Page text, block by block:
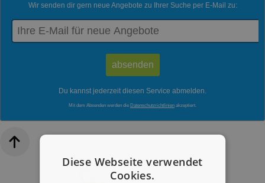
Wir senden dir gern neue Angebote zu Ihrer Suche per E-Mail zu:
Du kannst jederzeit diesen Service abmelden.
Mit dem Absenden werden die Datenschutzrichtlinien akzeptiert.
Diese Webseite verwendet
Cookies.